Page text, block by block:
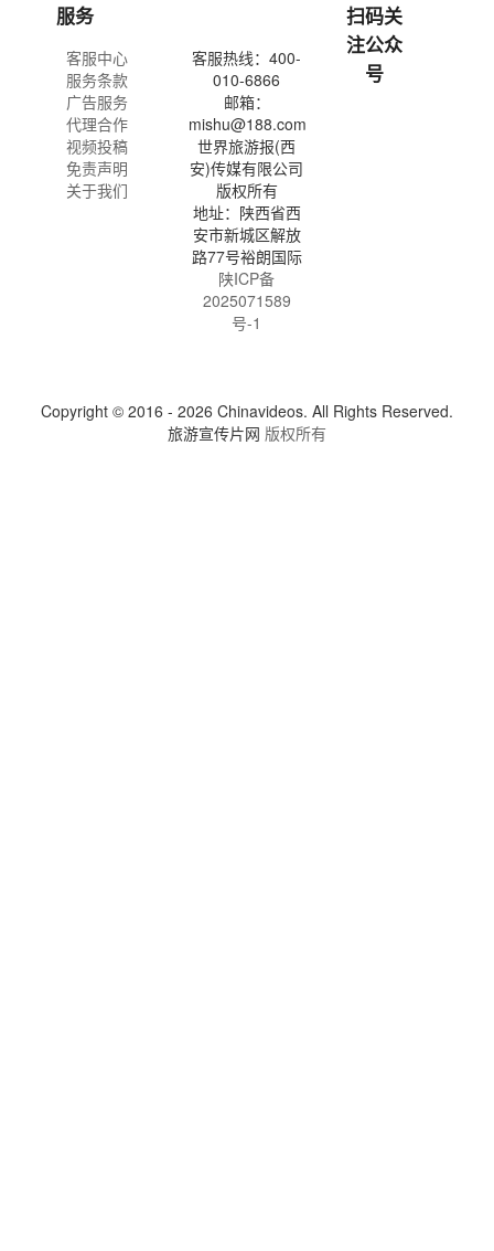
服务
客服中心
服务条款
广告服务
代理合作
视频投稿
免责声明
关于我们
客服热线：400-
010-6866
邮箱：
mishu@188.com
世界旅游报(西
安)传媒有限公司
版权所有
地址：陕西省西
安市新城区解放
路77号裕朗国际
陕ICP备
2025071589
号-1
扫码关
注公众
号
Copyright © 2016 - 2026 Chinavideos. All Rights Reserved.
旅游宣传片网 版权所有